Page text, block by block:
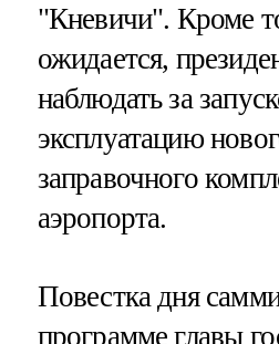
"Кневичи". Кроме
ожидается,
наблюдать за
эксплуатацию
заправочного
аэропорта.
Повестка дня
программе главы